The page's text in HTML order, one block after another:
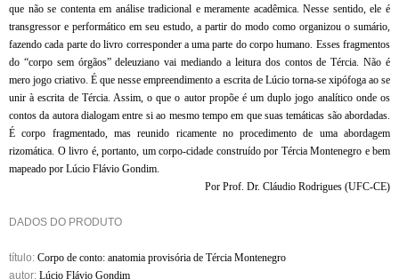
que não se contenta em análise tradicional e meramente acadêmica. Nesse sentido, ele é
transgressor e performático em seu estudo, a partir do modo como organizou o sumário,
fazendo cada parte do livro corresponder a uma parte do corpo humano. Esses fragmentos
do “corpo sem órgãos” deleuziano vai mediando a leitura dos contos de Tércia. Não é
mero jogo criativo. É que nesse empreendimento a escrita de Lúcio torna-se xipófoga ao se
unir à escrita de Tércia. Assim, o que o autor propõe é um duplo jogo analítico onde os
contos da autora dialogam entre si ao mesmo tempo em que suas temáticas são abordadas.
É corpo fragmentado, mas reunido ricamente no procedimento de uma abordagem
rizomática. O livro é, portanto, um corpo-cidade construído por Tércia Montenegro e bem
mapeado por Lúcio Flávio Gondim.
Por Prof. Dr. Cláudio Rodrigues (UFC-CE)
DADOS DO PRODUTO
título: Corpo de conto: anatomia provisória de Tércia Montenegro
autor: Lúcio Flávio Gondim